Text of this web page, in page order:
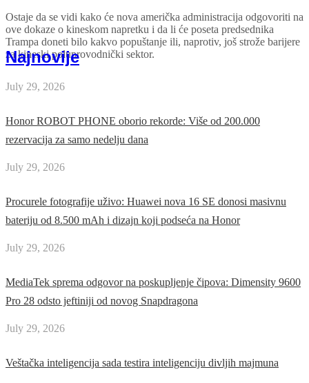
Ostaje da se vidi kako će nova američka administracija odgovoriti na
ove dokaze o kineskom napretku i da li će poseta predsednika
Trampa doneti bilo kakvo popuštanje ili, naprotiv, još strože barijere
za kineski poluprovodnički sektor.
Najnovije
July 29, 2026
Honor ROBOT PHONE oborio rekorde: Više od 200.000
rezervacija za samo nedelju dana
July 29, 2026
Procurele fotografije uživo: Huawei nova 16 SE donosi masivnu
bateriju od 8.500 mAh i dizajn koji podseća na Honor
July 29, 2026
MediaTek sprema odgovor na poskupljenje čipova: Dimensity 9600
Pro 28 odsto jeftiniji od novog Snapdragona
July 29, 2026
Veštačka inteligencija sada testira inteligenciju divljih majmuna